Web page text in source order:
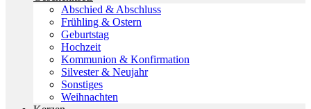
Abschied & Abschluss
Frühling & Ostern
Geburtstag
Hochzeit
Kommunion & Konfirmation
Silvester & Neujahr
Sonstiges
Weihnachten